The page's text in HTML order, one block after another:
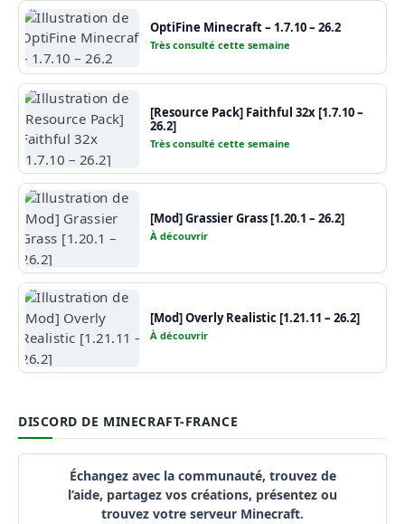
OptiFine Minecraft – 1.7.10 – 26.2
Très consulté cette semaine
[Resource Pack] Faithful 32x [1.7.10 –
26.2]
Très consulté cette semaine
[Mod] Grassier Grass [1.20.1 – 26.2]
À découvrir
[Mod] Overly Realistic [1.21.11 – 26.2]
À découvrir
DISCORD DE MINECRAFT-FRANCE
Échangez avec la communauté, trouvez de
l’aide, partagez vos créations, présentez ou
trouvez votre serveur Minecraft.